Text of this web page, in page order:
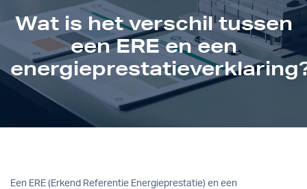
Wat is het verschil tussen
een ERE en een
Een ERE (Erkend Referentie Energieprestatie) en een